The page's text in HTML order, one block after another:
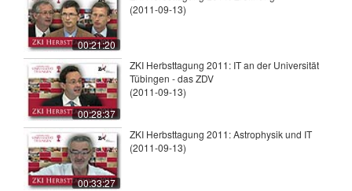
00:21:20
(2011-09-13)
00:28:37
ZKI Herbsttagung 2011: IT an der Universität
Tübingen - das ZDV
(2011-09-13)
00:33:27
ZKI Herbsttagung 2011: Astrophysik und IT
(2011-09-13)